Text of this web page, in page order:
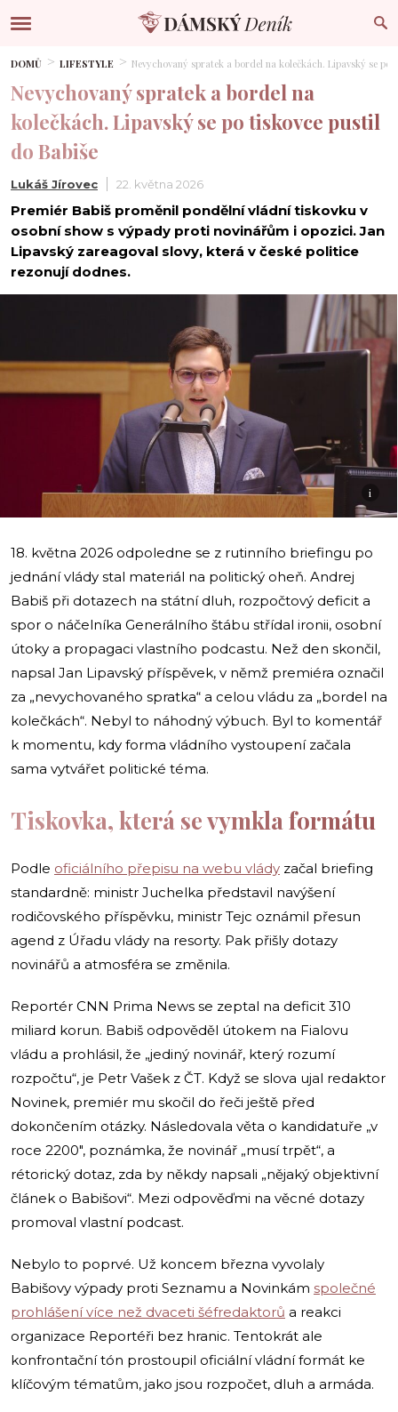
DOMŮ LIFESTYLE Nevychovaný spratek a bordel na kolečkách. Lipavský se po
Nevychovaný spratek a bordel na
kolečkách. Lipavský se po tiskovce pustil
do Babiše
Lukáš Jírovec 22. května 2026
Premiér Babiš proměnil pondělní vládní tiskovku v
osobní show s výpady proti novinářům i opozici. Jan
Lipavský zareagoval slovy, která v české politice
rezonují dodnes.
i
18. května 2026 odpoledne se z rutinního briefingu po
jednání vlády stal materiál na politický oheň. Andrej
Babiš při dotazech na státní dluh, rozpočtový deficit a
spor o náčelníka Generálního štábu střídal ironii, osobní
útoky a propagaci vlastního podcastu. Než den skončil,
napsal Jan Lipavský příspěvek, v němž premiéra označil
za „nevychovaného spratka“ a celou vládu za „bordel na
kolečkách“. Nebyl to náhodný výbuch. Byl to komentář
k momentu, kdy forma vládního vystoupení začala
sama vytvářet politické téma.
Tiskovka, která se vymkla formátu
Podle oficiálního přepisu na webu vlády začal briefing
standardně: ministr Juchelka představil navýšení
rodičovského příspěvku, ministr Tejc oznámil přesun
agend z Úřadu vlády na resorty. Pak přišly dotazy
novinářů a atmosféra se změnila.
Reportér CNN Prima News se zeptal na deficit 310
miliard korun. Babiš odpověděl útokem na Fialovu
vládu a prohlásil, že „jediný novinář, který rozumí
rozpočtu“, je Petr Vašek z ČT. Když se slova ujal redaktor
Novinek, premiér mu skočil do řeči ještě před
dokončením otázky. Následovala věta o kandidatuře „v
roce 2200″, poznámka, že novinář „musí trpět“, a
rétorický dotaz, zda by někdy napsali „nějaký objektivní
článek o Babišovi“. Mezi odpověďmi na věcné dotazy
promoval vlastní podcast.
Nebylo to poprvé. Už koncem března vyvolaly
Babišovy výpady proti Seznamu a Novinkám společné
prohlášení více než dvaceti šéfredaktorů a reakci
organizace Reportéři bez hranic. Tentokrát ale
konfrontační tón prostoupil oficiální vládní formát ke
klíčovým tématům, jako jsou rozpočet, dluh a armáda.